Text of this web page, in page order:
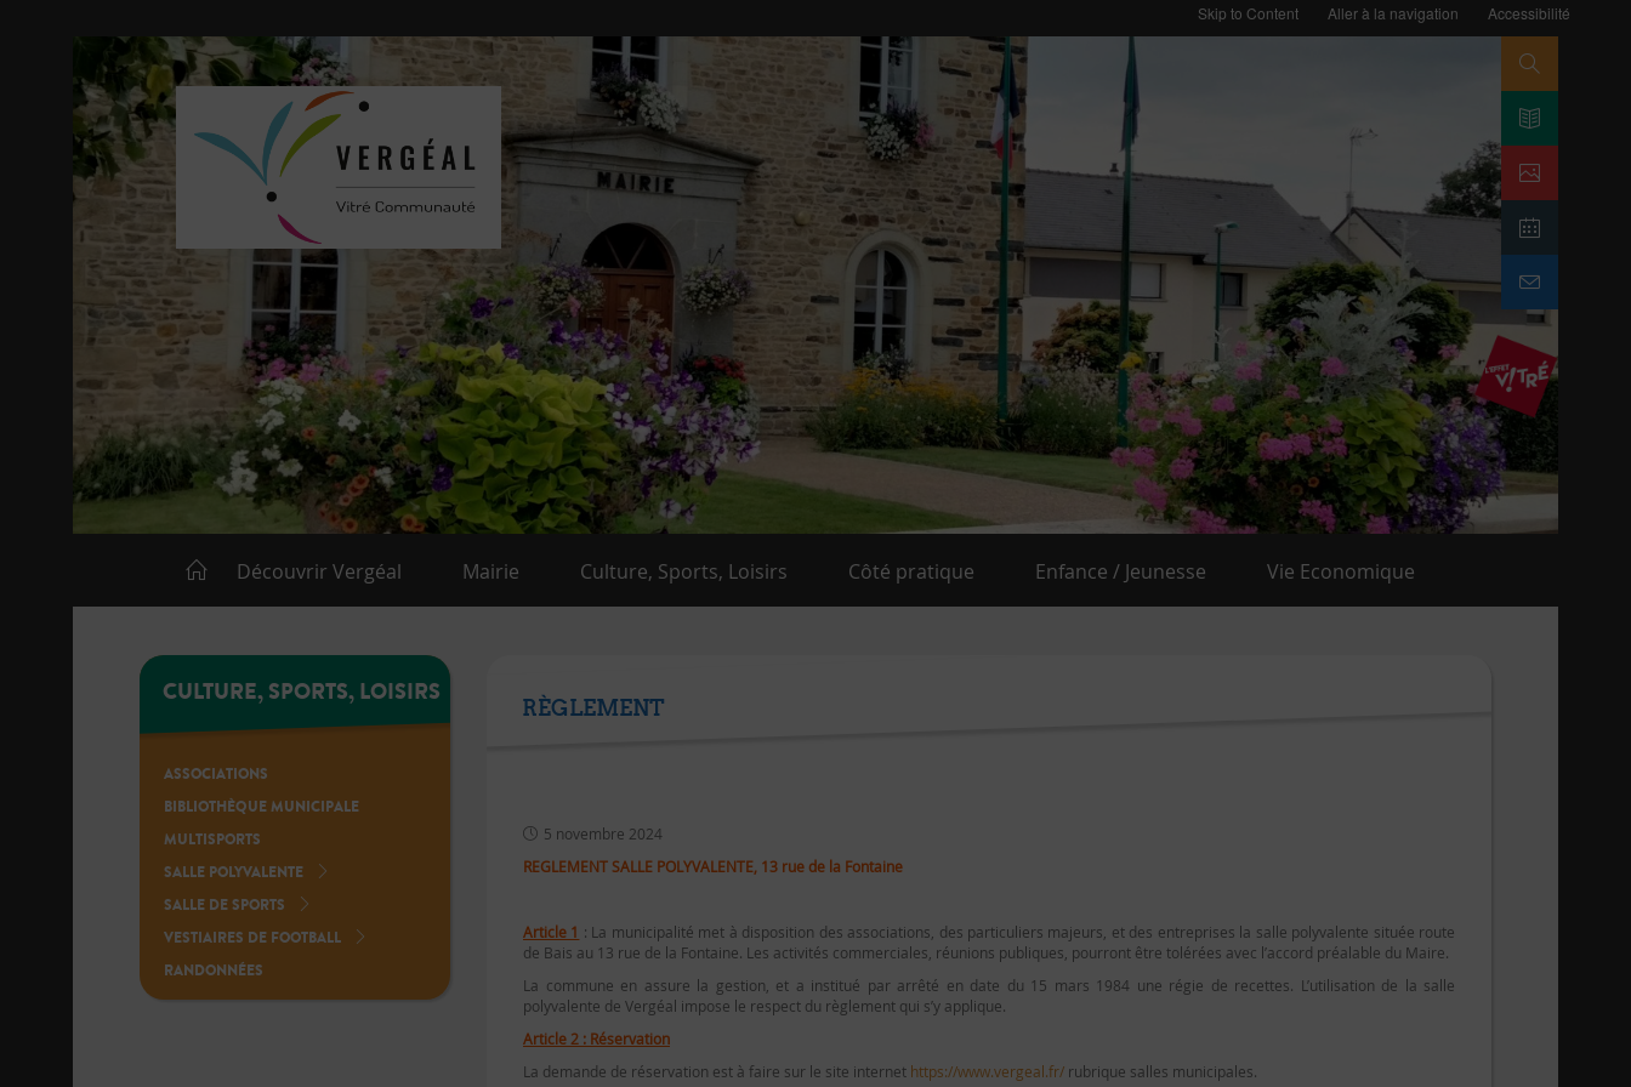
Skip to Content Aller à la navigation Accessibilité
Découvrir Vergéal Mairie Culture, Sports, Loisirs Côté pratique Enfance / Jeunesse Vie Economique
CULTURE, SPORTS, LOISIRS
ASSOCIATIONS
BIBLIOTHÈQUE MUNICIPALE
MULTISPORTS
SALLE POLYVALENTE
SALLE DE SPORTS
VESTIAIRES DE FOOTBALL
RANDONNÉES
RÈGLEMENT
5 novembre 2024
REGLEMENT SALLE POLYVALENTE, 13 rue de la Fontaine
Article 1 : La municipalité met à disposition des associations, des particuliers majeurs, et des entreprises la salle polyvalente située route
de Bais au 13 rue de la Fontaine. Les activités commerciales, réunions publiques, pourront être tolérées avec l’accord préalable du Maire.
La commune en assure la gestion, et a institué par arrêté en date du 15 mars 1984 une régie de recettes. L’utilisation de la salle
polyvalente de Vergéal impose le respect du règlement qui s’y applique.
Article 2 : Réservation
La demande de réservation est à faire sur le site internet https://www.vergeal.fr/ rubrique salles municipales.